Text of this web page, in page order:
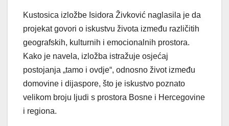
Kustosica izložbe Isidora Živković naglasila je da
projekat govori o iskustvu života između različitih
geografskih, kulturnih i emocionalnih prostora.
Kako je navela, izložba istražuje osjećaj
postojanja „tamo i ovdje“, odnosno život između
domovine i dijaspore, što je iskustvo poznato
velikom broju ljudi s prostora Bosne i Hercegovine
i regiona.